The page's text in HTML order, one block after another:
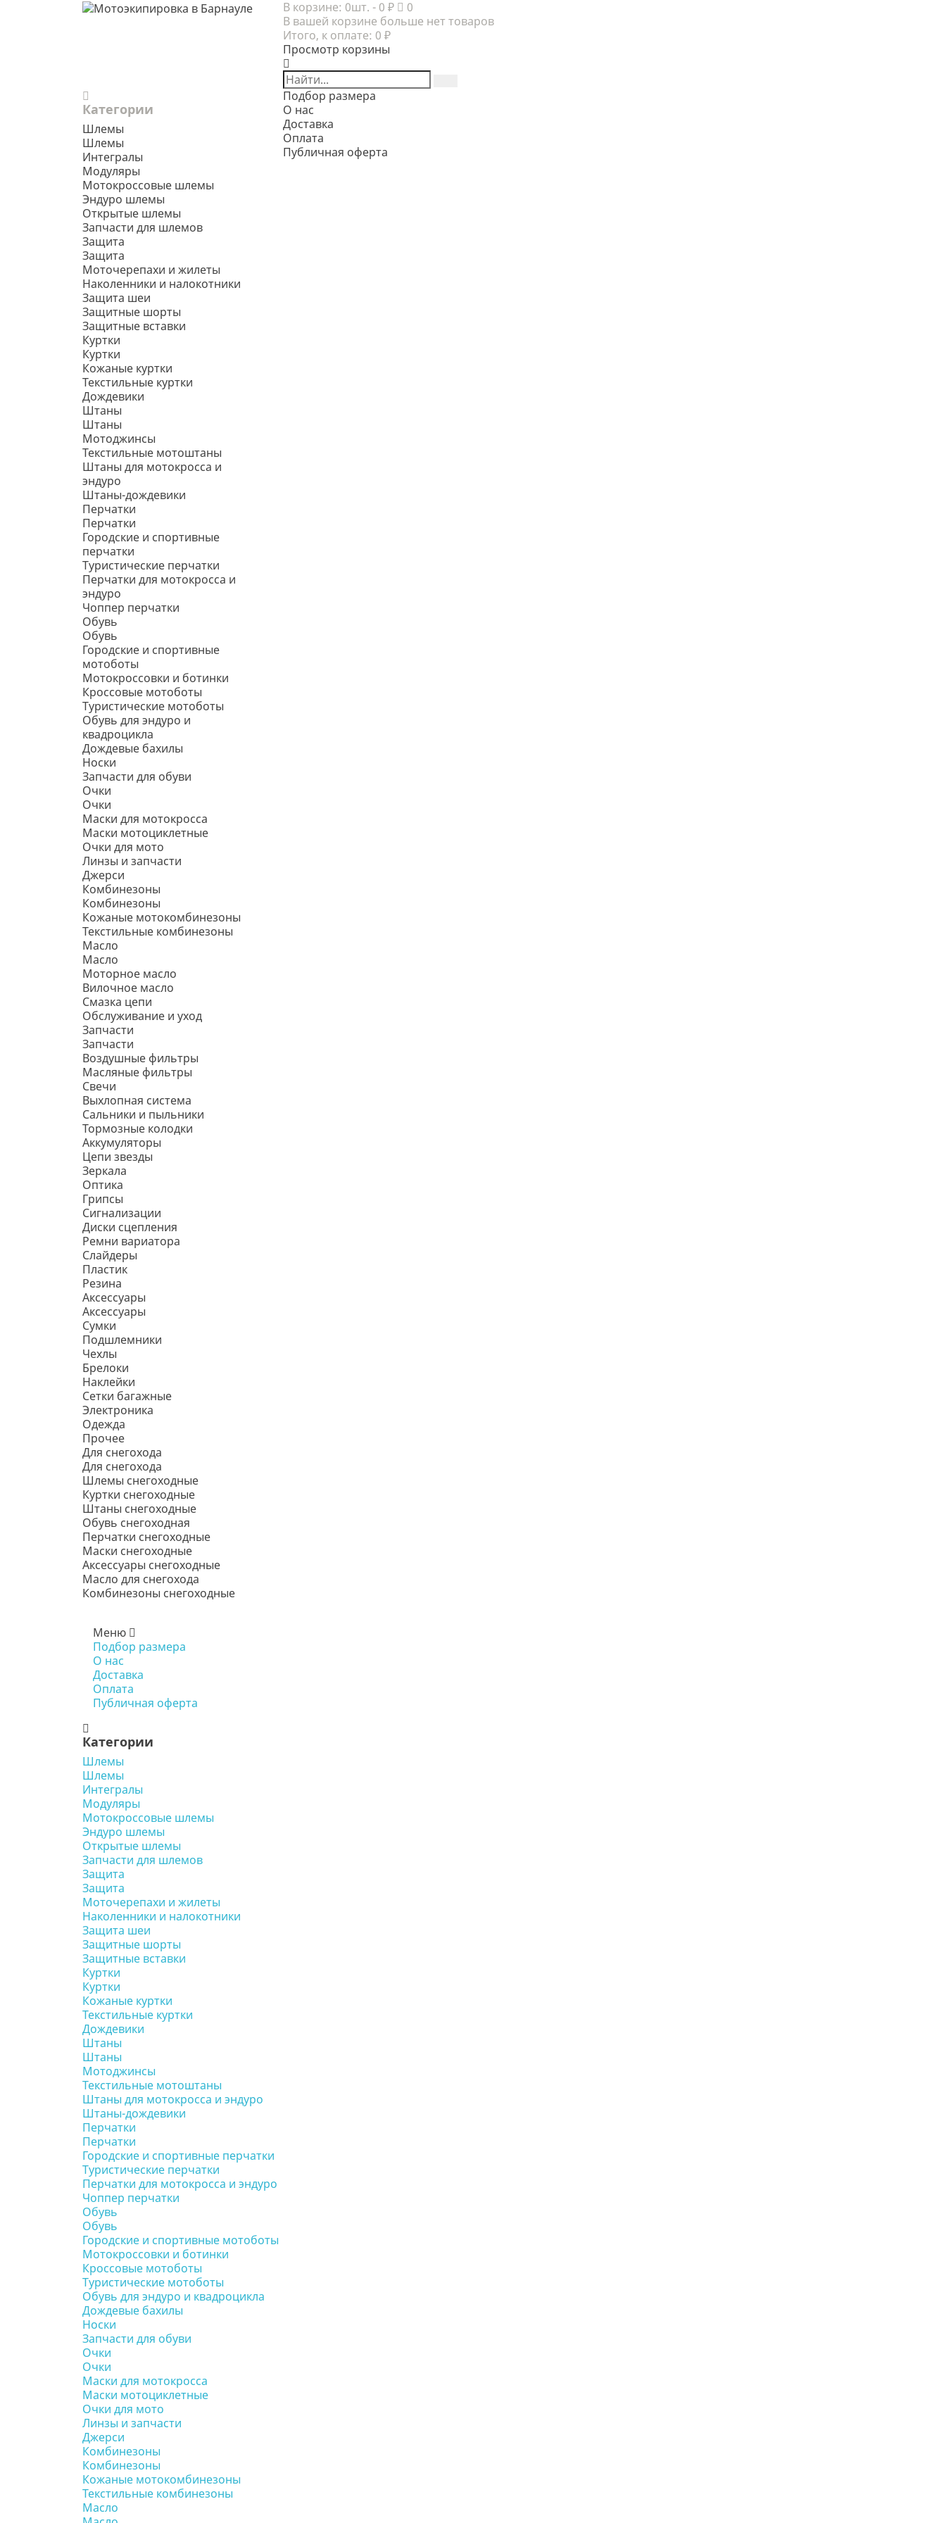
В корзине: 0шт. - 0 ₽
0
В вашей корзине больше нет товаров
Итого, к оплате: 0 ₽
Просмотр корзины
Категории
Шлемы
Шлемы
Интегралы
Модуляры
Мотокроссовые шлемы
Эндуро шлемы
Открытые шлемы
Запчасти для шлемов
Защита
Защита
Моточерепахи и жилеты
Наколенники и налокотники
Защита шеи
Защитные шорты
Защитные вставки
Куртки
Куртки
Кожаные куртки
Текстильные куртки
Дождевики
Штаны
Штаны
Мотоджинсы
Текстильные мотоштаны
Штаны для мотокросса и
эндуро
Штаны-дождевики
Перчатки
Перчатки
Городские и спортивные
перчатки
Туристические перчатки
Перчатки для мотокросса и
эндуро
Чоппер перчатки
Обувь
Обувь
Городские и спортивные
мотоботы
Мотокроссовки и ботинки
Кроссовые мотоботы
Туристические мотоботы
Обувь для эндуро и
квадроцикла
Дождевые бахилы
Носки
Запчасти для обуви
Очки
Очки
Маски для мотокросса
Маски мотоциклетные
Очки для мото
Линзы и запчасти
Джерси
Комбинезоны
Комбинезоны
Кожаные мотокомбинезоны
Текстильные комбинезоны
Масло
Масло
Моторное масло
Вилочное масло
Смазка цепи
Обслуживание и уход
Запчасти
Запчасти
Воздушные фильтры
Масляные фильтры
Свечи
Выхлопная система
Сальники и пыльники
Тормозные колодки
Аккумуляторы
Цепи звезды
Зеркала
Оптика
Грипсы
Сигнализации
Диски сцепления
Ремни вариатора
Слайдеры
Пластик
Резина
Аксессуары
Аксессуары
Сумки
Подшлемники
Чехлы
Брелоки
Наклейки
Сетки багажные
Электроника
Одежда
Прочее
Для снегохода
Для снегохода
Шлемы снегоходные
Куртки снегоходные
Штаны снегоходные
Обувь снегоходная
Перчатки снегоходные
Маски снегоходные
Аксессуары снегоходные
Масло для снегохода
Комбинезоны снегоходные
Подбор размера
О нас
Доставка
Оплата
Публичная оферта
Меню
Подбор размера
О нас
Доставка
Оплата
Публичная оферта
Категории
Шлемы
Шлемы
Интегралы
Модуляры
Мотокроссовые шлемы
Эндуро шлемы
Открытые шлемы
Запчасти для шлемов
Защита
Защита
Моточерепахи и жилеты
Наколенники и налокотники
Защита шеи
Защитные шорты
Защитные вставки
Куртки
Куртки
Кожаные куртки
Текстильные куртки
Дождевики
Штаны
Штаны
Мотоджинсы
Текстильные мотоштаны
Штаны для мотокросса и эндуро
Штаны-дождевики
Перчатки
Перчатки
Городские и спортивные перчатки
Туристические перчатки
Перчатки для мотокросса и эндуро
Чоппер перчатки
Обувь
Обувь
Городские и спортивные мотоботы
Мотокроссовки и ботинки
Кроссовые мотоботы
Туристические мотоботы
Обувь для эндуро и квадроцикла
Дождевые бахилы
Носки
Запчасти для обуви
Очки
Очки
Маски для мотокросса
Маски мотоциклетные
Очки для мото
Линзы и запчасти
Джерси
Комбинезоны
Комбинезоны
Кожаные мотокомбинезоны
Текстильные комбинезоны
Масло